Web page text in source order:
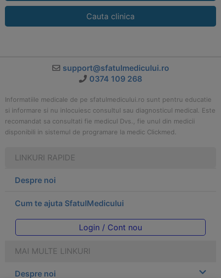
Cauta clinica
support@sfatulmedicului.ro
0374 109 268
Informatiile medicale de pe sfatulmedicului.ro sunt pentru educatie
si informare si nu inlocuiesc consultul sau diagnosticul medical. Este
recomandat sa consultati fie medicul Dvs., fie unul din medicii
disponibili in sistemul de programare la medic Clickmed.
LINKURI RAPIDE
Despre noi
Cum te ajuta SfatulMedicului
Login / Cont nou
MAI MULTE LINKURI
Despre noi